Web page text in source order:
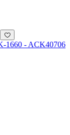
1660 - ACK40706